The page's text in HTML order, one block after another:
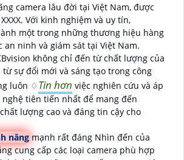
camera lâu đời tại Việt Nam, được
Với kinh nghiệm và uy tín,
một trong những thương hiệu hàng
ninh và giám sát tại Việt Nam.
không chỉ đến từ chất lượng của
sự đổi mới và sáng tạo trong công
luôn ♢ Tin hơn việc nghiên cứu và áp
tiên tiến nhất để mang đến
lượng cao và đáng tin cậy cho
năng mạnh rất đáng Nhìn đến của
cung cấp các loại camera phù hợp